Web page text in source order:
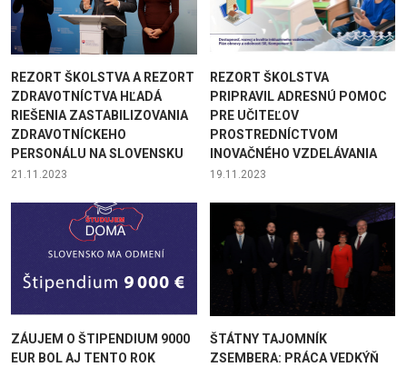
REZORT ŠKOLSTVA A REZORT
ZDRAVOTNÍCTVA HĽADÁ
RIEŠENIA ZASTABILIZOVANIA
ZDRAVOTNÍCKEHO
PERSONÁLU NA SLOVENSKU
21.11.2023
REZORT ŠKOLSTVA
PRIPRAVIL ADRESNÚ POMOC
PRE UČITEĽOV
PROSTREDNÍCTVOM
INOVAČNÉHO VZDELÁVANIA
19.11.2023
ZÁUJEM O ŠTIPENDIUM 9000
EUR BOL AJ TENTO ROK
ŠTÁTNY TAJOMNÍK
ZSEMBERA: PRÁCA VEDKÝŇ